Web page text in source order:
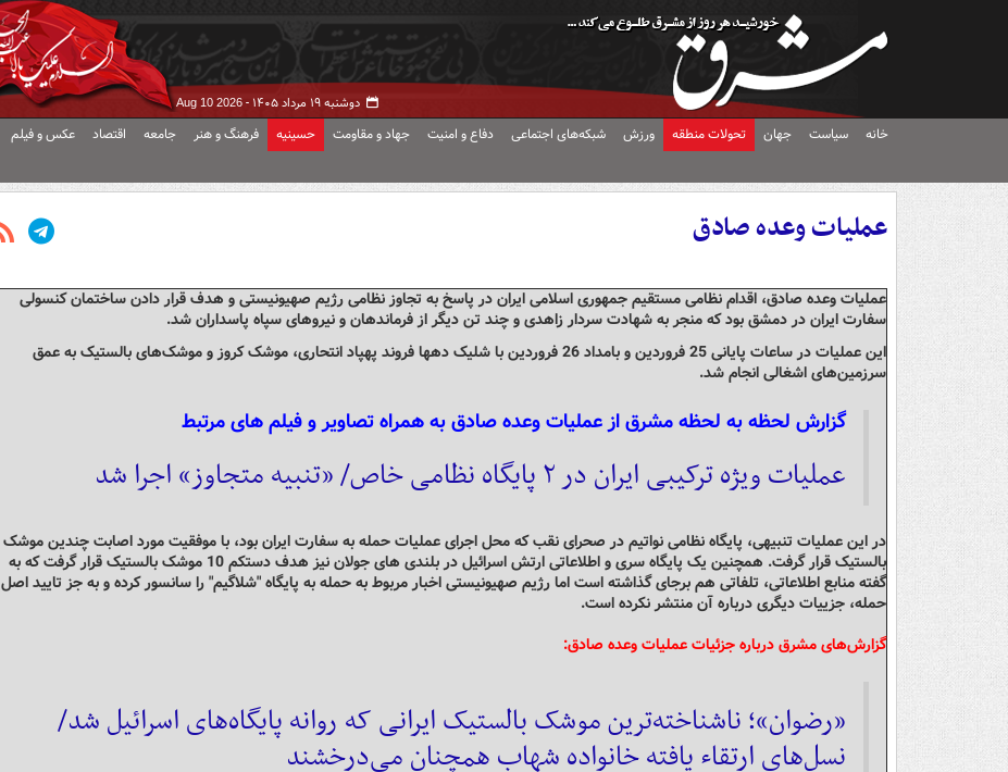
دوشنبه ۱۹ مرداد ۱۴۰۵ - Aug 10 2026
خانه سیاست جهان تحولات منطقه ورزش شبکه‌های اجتماعی دفاع و امنیت جهاد و مقاومت حسینیه فرهنگ و هنر جامعه اقتصاد عکس و فیلم
عملیات وعده صادق
عملیات وعده صادق، اقدام نظامی مستقیم جمهوری اسلامی ایران در پاسخ به تجاوز نظامی رژیم صهیونیستی و هدف قرار دادن ساختمان کنسولی
سفارت ایران در دمشق بود که منجر به شهادت سردار زاهدی و چند تن دیگر از فرماندهان و نیروهای سپاه پاسداران شد.
این عملیات در ساعات پایانی 25 فروردین و بامداد 26 فروردین با شلیک دهها فروند پهپاد انتحاری، موشک کروز و موشک‌های بالستیک به عمق
سرزمین‌های اشغالی انجام شد.
گزارش لحظه به لحظه مشرق از عملیات وعده صادق به همراه تصاویر و فیلم های مرتبط
عملیات ویژه ترکیبی ایران در ۲ پایگاه نظامی خاص/ «تنبیه متجاوز» اجرا شد
در این عملیات تنبیهی، پایگاه نظامی نواتیم در صحرای نقب که محل اجرای عملیات حمله به سفارت ایران بود، با موفقیت مورد اصابت چندین موشک
بالستیک قرار گرفت. همچنین یک پایگاه سری و اطلاعاتی ارتش اسرائیل در بلندی های جولان نیز هدف دستکم 10 موشک بالستیک قرار گرفت که به
گفته منابع اطلاعاتی، تلفاتی هم برجای گذاشته است اما رژیم صهیونیستی اخبار مربوط به حمله به پایگاه "شلاگیم" را سانسور کرده و به جز تایید اصل
حمله، جزییات دیگری درباره آن منتشر نکرده است.
گزارش‌های مشرق درباره جزئیات عملیات وعده صادق:
«رضوان»؛ ناشناخته‌ترین موشک بالستیک ایرانی که روانه پایگاه‌های اسرائیل شد/
نسل‌های ارتقاء یافته خانواده شهاب همچنان می‌درخشند